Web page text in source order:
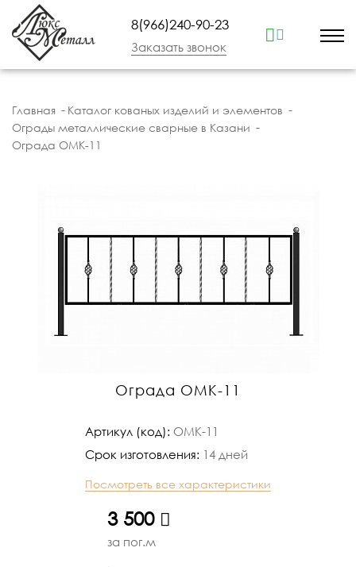
8(966)240-90-23
Заказать звонок
Главная
Каталог кованых изделий и элементов
Ограды металлические сварные в Казани
Ограда ОМК-11
Ограда ОМК-11
Артикул (код): ОМК-11
Срок изготовления: 14 дней
Посмотреть все характеристики
3 500
руб.
за пог.м